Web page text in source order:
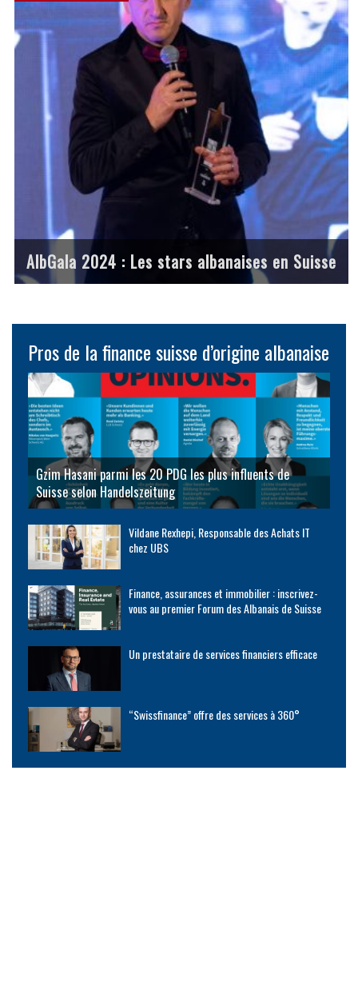
AlbGala 2024 : Les stars albanaises en Suisse
Pros de la finance suisse d’origine albanaise
Gzim Hasani parmi les 20 PDG les plus influents de
Suisse selon Handelszeitung
Vildane Rexhepi, Responsable des Achats IT
chez UBS
Finance, assurances et immobilier : inscrivez-
vous au premier Forum des Albanais de Suisse
Un prestataire de services financiers efficace
“Swissfinance” offre des services à 360°